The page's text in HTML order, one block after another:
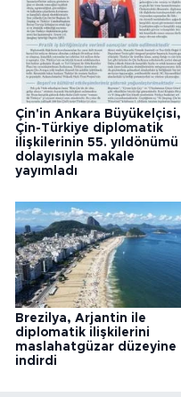
Çin'in Ankara Büyükelçisi,
Çin-Türkiye diplomatik
ilişkilerinin 55. yıldönümü
dolayısıyla makale
yayımladı
Brezilya, Arjantin ile
diplomatik ilişkilerini
maslahatgüzar düzeyine
indirdi